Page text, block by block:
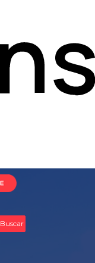
Buscar